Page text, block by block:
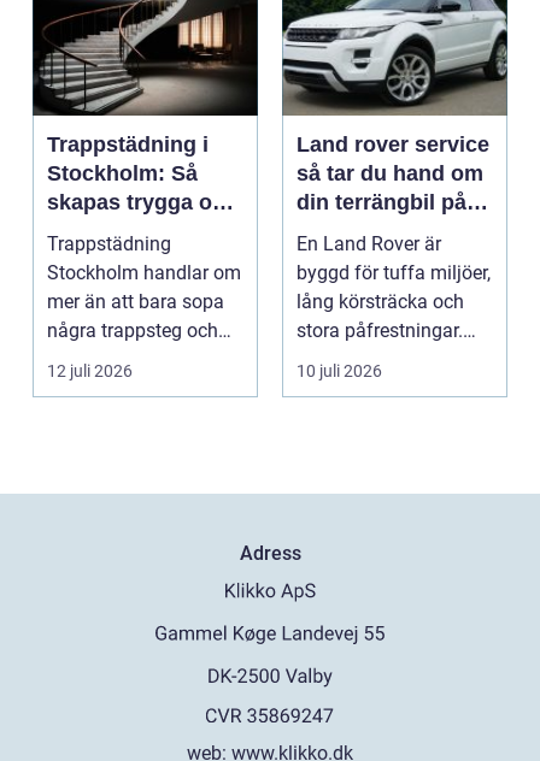
Trappstädning i
Stockholm: Så
skapas trygga och
trivsamma
trapphus
Trappstädning
Stockholm handlar om
mer än att bara sopa
några trappsteg och
torka en...
12 juli 2026
Land rover service
så tar du hand om
din terrängbil på
rätt sätt
En Land Rover är
byggd för tuffa miljöer,
lång körsträcka och
stora påfrestningar.
Samtidigt är det ...
10 juli 2026
Adress
web: www.klikko.dk